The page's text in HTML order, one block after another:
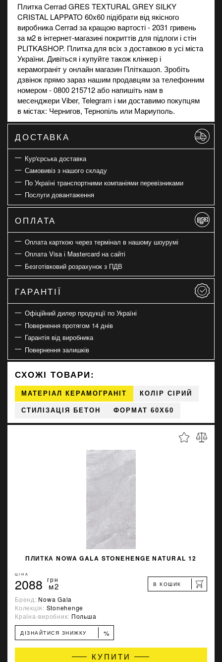
Плитка Cerrad GRES TEXTURAL GREY SILKY
CRISTAL LAPPATO 60x60 підібрати від якісного
виробника Cerrad за кращою вартості - 2031 гривень
за м2 в інтернет-магазині покриттів для підлоги і стін
PLITKASHOP. Плитка для всіх з доставкою в усі міста
України. Дивіться і купуйте також клінкер і
керамограніту онлайн магазин Пліткашоп. Зробіть
дзвінок прямо зараз нашим продавцям за телефонним
номером - 0800 215712 або напишіть нам в
месенджери Viber, Telegram і ми доставимо покупцям
в містах: Чернигов, Тернопіль или Мариуполь.
ДОСТАВКА
Кур'єрська доставка
Самовивіз з нашого складу
По Україні транспортними компаніями перевізниками
Послуги довантаження
ОПЛАТА
Оплата карткою через термінал в нашому шоурумі
Оплата Visa і Mastercard на сайті
Безготівковий розрахунок з ПДВ
ГАРАНТІЇ
Офіційний дилер продукції по Україні
Повернення протягом 14 днів
Гарантія від виробника
Повернення залишків
СХОЖІ ТОВАРИ:
МАТЕРІАЛ КЕРАМОГРАНІТ КОЛІР СІРИЙ
СТИЛІЗАЦІЯ БЕТОН ФОРМАТ 60X60
ПЛИТКА NOWA GALA STONEHENGE NATURAL 12
ЦІНА
2088 грн
м2 В КОШИК
Бренд: Nowa Gala
Колекція: Stonehenge
Країна-виробник: Польша
ДІЗНАЙТИСЯ ЗНИЖКУ %
КУПИТИ